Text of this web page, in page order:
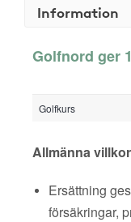
Information
Golfnord ger
Golfkurs
Allmänna villkor
Ersättning
försäkringar,